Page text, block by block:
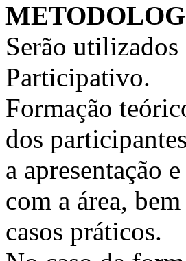
Serão
Participativo.
Formação
dos
a apresentação
com a área,
casos práticos.